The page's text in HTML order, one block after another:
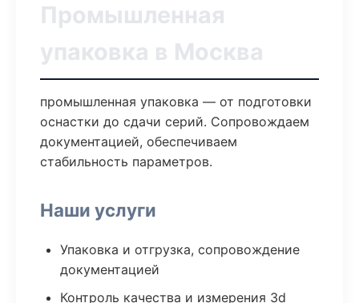
Промышленная
упаковка в Москва
промышленная упаковка — от подготовки
оснастки до сдачи серий. Сопровождаем
документацией, обеспечиваем
стабильность параметров.
Наши услуги
Упаковка и отгрузка, сопровождение
документацией
Контроль качества и измерения 3d